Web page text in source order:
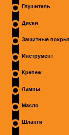
Глушитель
Диски
Защитные
Инструмент
Крепеж
Лампы
Масло
Шланги